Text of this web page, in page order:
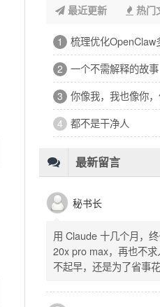
最近更新 热门
1 浑浑噩噩一整天，签
2 32岁的深夜，有点惶
3 修车、装盖板、忙
4 看完文德的二手房，
6
秘书长
用 Claude 十几个月，